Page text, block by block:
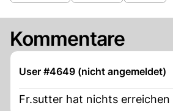
Kommentare
User #4649 (nicht angemeldet)
Fr.sutter hat nichts erreichen